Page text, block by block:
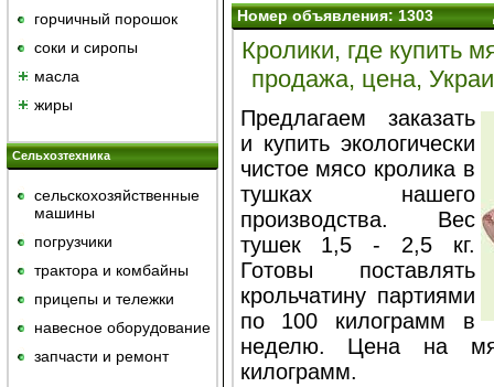
горчичный порошок
cоки и сиропы
масла
жиры
Сельхозтехника
сельскохозяйственные
машины
погрузчики
трактора и комбайны
прицепы и тележки
навесное оборудование
запчасти и ремонт
Номер объявления: 1303
Кролики, где купить
продажа, цена,
Предлагаем заказать
и купить экологически
чистое мясо кролика в
тушках нашего
производства. Вес
тушек 1,5 - 2,5 кг.
Готовы поставлять
крольчатину партиями
по 100 килограмм в
неделю. Цена на
килограмм.